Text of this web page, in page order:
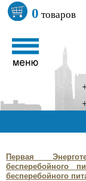
0 товаров
Первая
бесперебойного
бесперебойного